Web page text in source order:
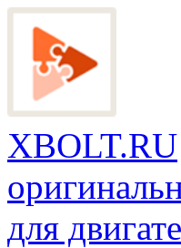
XBOLT.RU
для